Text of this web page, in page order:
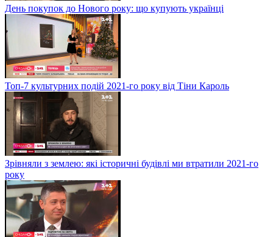
День покупок до Нового року: що купують українці
Топ-7 культурних подій 2021-го року від Тіни Кароль
Зрівняли з землею: які історичні будівлі ми втратили 2021-го
року